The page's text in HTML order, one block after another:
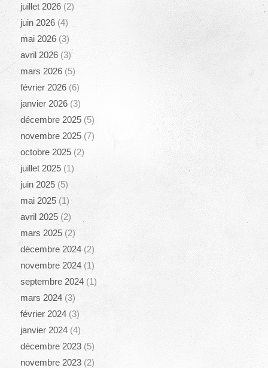
juillet 2026(2)
juin 2026(4)
mai 2026(3)
avril 2026(3)
mars 2026(5)
février 2026(6)
janvier 2026(3)
décembre 2025(5)
novembre 2025(7)
octobre 2025(2)
juillet 2025(1)
juin 2025(5)
mai 2025(1)
avril 2025(2)
mars 2025(2)
décembre 2024(2)
novembre 2024(1)
septembre 2024(1)
mars 2024(3)
février 2024(3)
janvier 2024(4)
décembre 2023(5)
novembre 2023(2)